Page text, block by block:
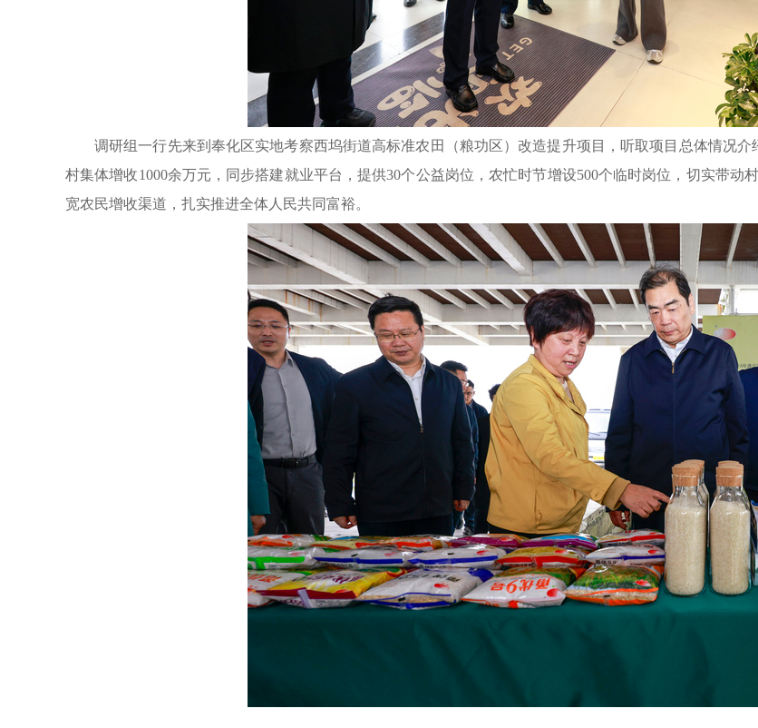
调研组一行先来到奉化区实地考察西坞街道高标准农田（粮功区）改造提升项目，听取项目总体情况
村集体增收1000余万元，同步搭建就业平台，提供30个公益岗位，农忙时节增设500个临时岗位，切实带
宽农民增收渠道，扎实推进全体人民共同富裕。